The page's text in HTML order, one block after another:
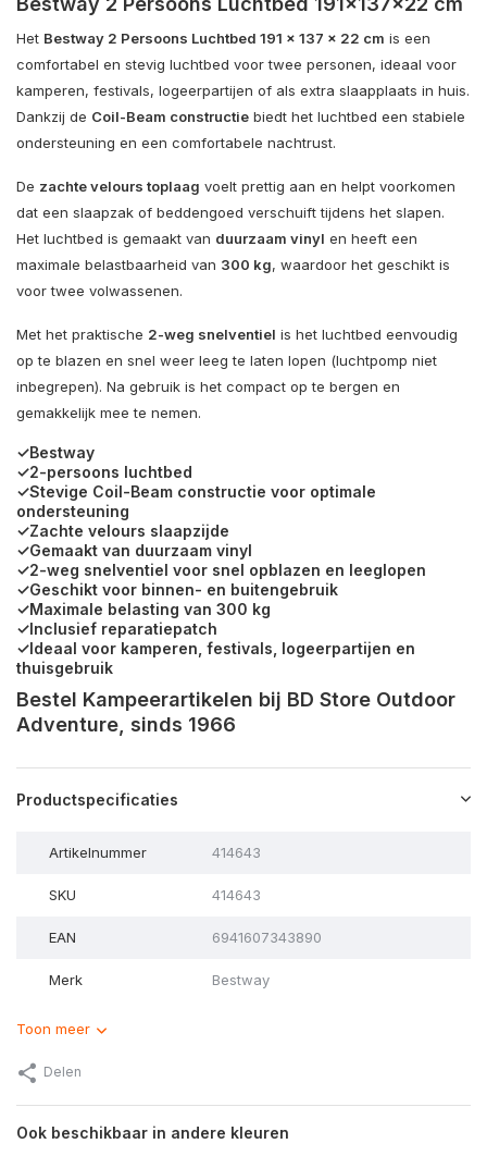
Het Bestway 2 Persoons Luchtbed 191 x 137 x 22 cm is een
comfortabel en stevig luchtbed voor twee personen, ideaal voor
kamperen, festivals, logeerpartijen of als extra slaapplaats in huis.
Dankzij de Coil-Beam constructie biedt het luchtbed een stabiele
ondersteuning en een comfortabele nachtrust.
De zachte velours toplaag voelt prettig aan en helpt voorkomen
dat een slaapzak of beddengoed verschuift tijdens het slapen.
Het luchtbed is gemaakt van duurzaam vinyl en heeft een
maximale belastbaarheid van 300 kg, waardoor het geschikt is
voor twee volwassenen.
Met het praktische 2-weg snelventiel is het luchtbed eenvoudig
op te blazen en snel weer leeg te laten lopen (luchtpomp niet
inbegrepen). Na gebruik is het compact op te bergen en
gemakkelijk mee te nemen.
✓Bestway
✓2-persoons luchtbed
✓Stevige Coil-Beam constructie voor optimale
ondersteuning
✓Zachte velours slaapzijde
✓Gemaakt van duurzaam vinyl
✓2-weg snelventiel voor snel opblazen en leeglopen
✓Geschikt voor binnen- en buitengebruik
✓Maximale belasting van 300 kg
✓Inclusief reparatiepatch
✓Ideaal voor kamperen, festivals, logeerpartijen en
thuisgebruik
Bestel Kampeerartikelen bij BD Store Outdoor
Adventure, sinds 1966
Productspecificaties
Artikelnummer 414643
SKU 414643
EAN 6941607343890
Merk Bestway
Toon meer
Delen
Ook beschikbaar in andere kleuren